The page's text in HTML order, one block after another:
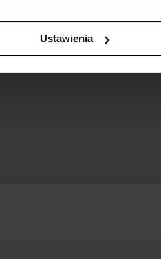
Ustawienia